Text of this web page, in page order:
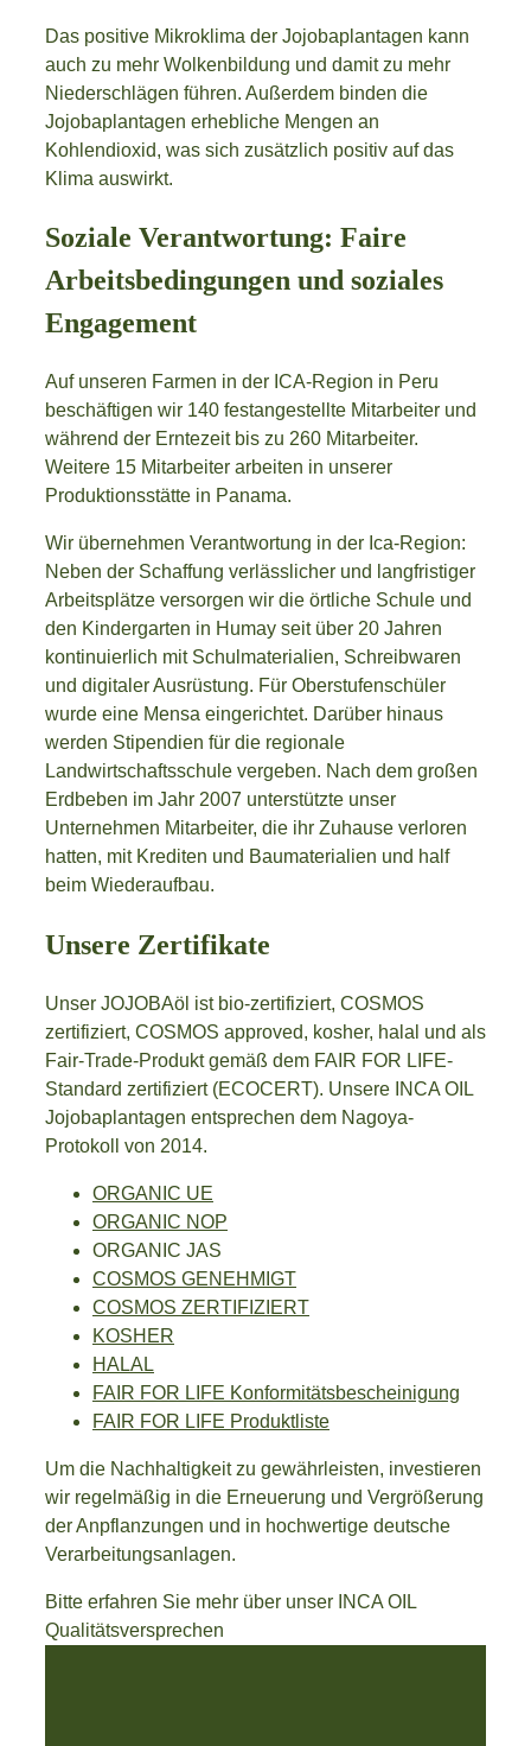
Das positive Mikroklima der Jojobaplantagen kann
auch zu mehr Wolkenbildung und damit zu mehr
Niederschlägen führen. Außerdem binden die
Jojobaplantagen erhebliche Mengen an
Kohlendioxid, was sich zusätzlich positiv auf das
Klima auswirkt.
Soziale Verantwortung: Faire
Arbeitsbedingungen und soziales
Engagement
Auf unseren Farmen in der ICA-Region in Peru
beschäftigen wir 140 festangestellte Mitarbeiter und
während der Erntezeit bis zu 260 Mitarbeiter.
Weitere 15 Mitarbeiter arbeiten in unserer
Produktionsstätte in Panama.
Wir übernehmen Verantwortung in der Ica-Region:
Neben der Schaffung verlässlicher und langfristiger
Arbeitsplätze versorgen wir die örtliche Schule und
den Kindergarten in Humay seit über 20 Jahren
kontinuierlich mit Schulmaterialien, Schreibwaren
und digitaler Ausrüstung. Für Oberstufenschüler
wurde eine Mensa eingerichtet. Darüber hinaus
werden Stipendien für die regionale
Landwirtschaftsschule vergeben. Nach dem großen
Erdbeben im Jahr 2007 unterstützte unser
Unternehmen Mitarbeiter, die ihr Zuhause verloren
hatten, mit Krediten und Baumaterialien und half
beim Wiederaufbau.
Unsere Zertifikate
Unser JOJOBAöl ist bio-zertifiziert, COSMOS
zertifiziert, COSMOS approved, kosher, halal und als
Fair-Trade-Produkt gemäß dem FAIR FOR LIFE-
Standard zertifiziert (ECOCERT). Unsere INCA OIL
Jojobaplantagen entsprechen dem Nagoya-
Protokoll von 2014.
ORGANIC UE
ORGANIC NOP
ORGANIC JAS
COSMOS GENEHMIGT
COSMOS ZERTIFIZIERT
KOSHER
HALAL
FAIR FOR LIFE Konformitätsbescheinigung
FAIR FOR LIFE Produktliste
Um die Nachhaltigkeit zu gewährleisten, investieren
wir regelmäßig in die Erneuerung und Vergrößerung
der Anpflanzungen und in hochwertige deutsche
Verarbeitungsanlagen.
Bitte erfahren Sie mehr über unser INCA OIL
Qualitätsversprechen